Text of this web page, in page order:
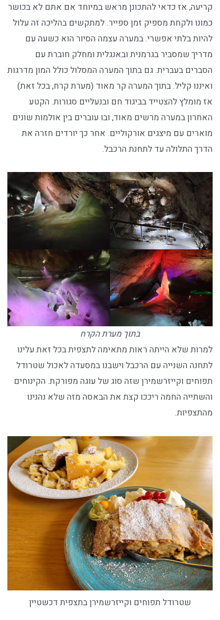
קריעה, אז כדאי להתכונן מראש במיוחד אם אתם לא בכושר
כמונו ולקחת מספיק זמן ספייר. למתקשים בהליכה זה עלול
להיות בלתי אפשרי. במערה עצמה הסיור הוא כשעה עם
מדריך שמסביר בגרמנית ובאנגלית ומחלק חוברת עם
הסברים בעברית. גם בתוך המערה המסלול כולל המון מדרגות
ואיננו קליל. בתוך המערה קר מאוד (מערת קרח, בכל זאת)
אז מומלץ להצטייד בביגוד חם ובנעליים סגורות. הקטע
האחרון במערה מרשים מאוד, ובו עוברים בין אולמות שונים
מוארים עם מיצגים אורקוליים. אחר כך יורדים חזרה את
הדרך התלולה עד לתחנת הרכבל.
בתוך מערת הקרח
למרות שלא הייתה ראות מתאימה לתצפית בכל זאת עלינו
לתחנה השנייה עם הרכבל וישבנו במסעדה לאכול שטרודל
תפוחים וקייזרשמירן שזה סוג של עוגה מפורקת. הקינוחים
והשתייה החמה ריככו קצת את הבאסה מזה שלא נהנינו
מהתצפיות.
שטרודל תפוחים וקייזרשמירן בתצפית דכשטיין